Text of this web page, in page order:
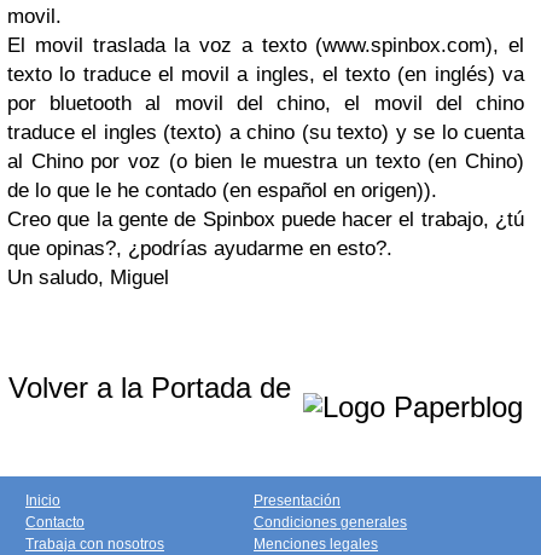
movil.
El movil traslada la voz a texto (www.spinbox.com), el
texto lo traduce el movil a ingles, el texto (en inglés) va
por bluetooth al movil del chino, el movil del chino
traduce el ingles (texto) a chino (su texto) y se lo cuenta
al Chino por voz (o bien le muestra un texto (en Chino)
de lo que le he contado (en español en origen)).
Creo que la gente de Spinbox puede hacer el trabajo, ¿tú
que opinas?, ¿podrías ayudarme en esto?.
Un saludo, Miguel
Volver a la Portada de
Inicio
Contacto
Trabaja con nosotros
Presentación
Condiciones generales
Menciones legales